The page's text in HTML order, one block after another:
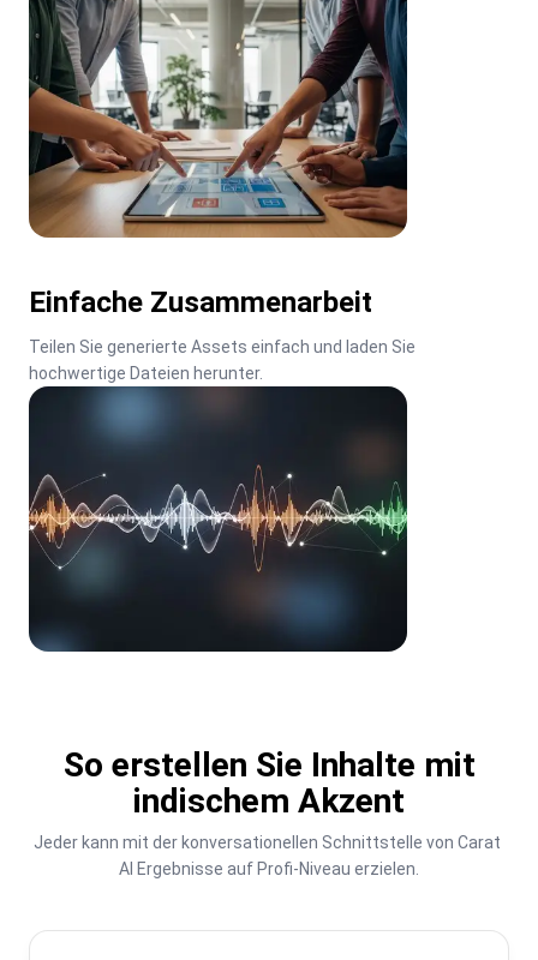
Einfache Zusammenarbeit
Teilen Sie generierte Assets einfach und laden Sie
hochwertige Dateien herunter.
So erstellen Sie Inhalte mit
indischem Akzent
Jeder kann mit der konversationellen Schnittstelle von Carat
AI Ergebnisse auf Profi-Niveau erzielen.